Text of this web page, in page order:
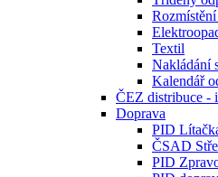
Textil
Nakládání
Kalendář
ČEZ distribuce -
Doprava
PID
ČSAD
PID